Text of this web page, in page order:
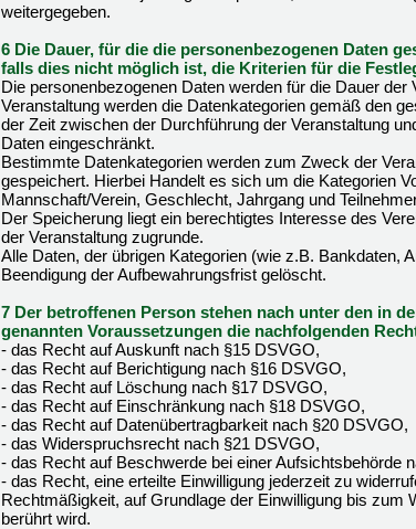
weitergegeben.
6 Die Dauer, für die die personenbezogenen Daten
falls dies nicht möglich ist, die Kriterien für die
Die personenbezogenen Daten werden für die Dauer
Veranstaltung werden die Datenkategorien gemäß den
der Zeit zwischen der Durchführung der Veranstaltung
Daten eingeschränkt.
Bestimmte Datenkategorien werden zum Zweck der
gespeichert. Hierbei Handelt es sich um die Kategorien
Mannschaft/Verein, Geschlecht, Jahrgang und
Der Speicherung liegt ein berechtigtes Interesse des
der Veranstaltung zugrunde.
Alle Daten, der übrigen Kategorien (wie z.B. Bankdaten,
Beendigung der Aufbewahrungsfrist gelöscht.
7 Der betroffenen Person stehen nach unter den in
genannten Voraussetzungen die nachfolgenden
- das Recht auf Auskunft nach §15 DSVGO,
- das Recht auf Berichtigung nach §16 DSVGO,
- das Recht auf Löschung nach §17 DSVGO,
- das Recht auf Einschränkung nach §18 DSVGO,
- das Recht auf Datenübertragbarkeit nach §20 DSVGO,
- das Widerspruchsrecht nach §21 DSVGO,
- das Recht auf Beschwerde bei einer Aufsichtsbehörde
- das Recht, eine erteilte Einwilligung jederzeit zu
Rechtmäßigkeit, auf Grundlage der Einwilligung bis zum
berührt wird.